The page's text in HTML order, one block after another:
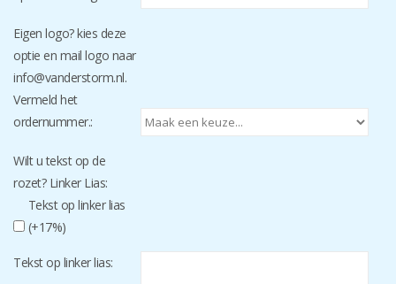
Eigen logo? kies deze
optie en mail logo naar
info@vanderstorm.nl.
Vermeld het
ordernummer.:
Wilt u tekst op de
rozet? Linker Lias:
Tekst op linker lias
(+17%)
Tekst op linker lias: